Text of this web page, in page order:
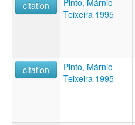
citation
Pinto, Márnio
Teixeira 1995
citation
Pinto, Márnio
Teixeira 1995